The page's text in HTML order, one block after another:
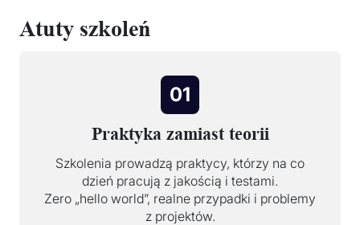
Atuty szkoleń
01
Praktyka zamiast teorii
Szkolenia prowadzą praktycy, którzy na co
dzień pracują z jakością i testami.
Zero „hello world”, realne przypadki i problemy
z projektów.